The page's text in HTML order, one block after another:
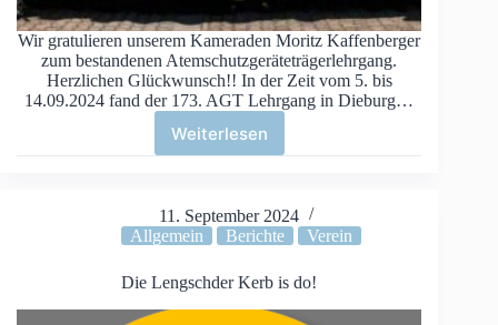
Wir gratulieren unserem Kameraden Moritz Kaffenberger
zum bestandenen Atemschutzgeräteträgerlehrgang.
Herzlichen Glückwunsch!! In der Zeit vom 5. bis
14.09.2024 fand der 173. AGT Lehrgang in Dieburg…
WeiterlesenAtemschutzgeräteträgerlehrgang
erfolgreich
11. September 2024
Allgemein
Berichte Verein
Die Lengschder Kerb is do!